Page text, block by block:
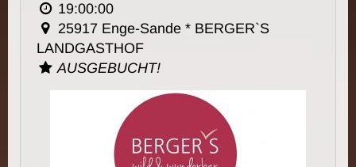
19:00:00
25917 Enge-Sande * BERGER`S
LANDGASTHOF
AUSGEBUCHT!